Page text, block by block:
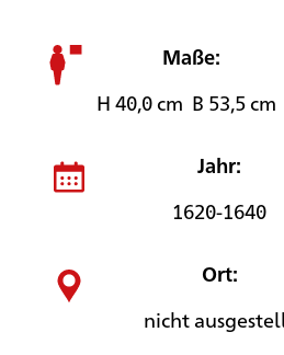
Maße:
H 40,0 cm B 53,5 cm
Jahr:
1620-1640
Ort:
nicht